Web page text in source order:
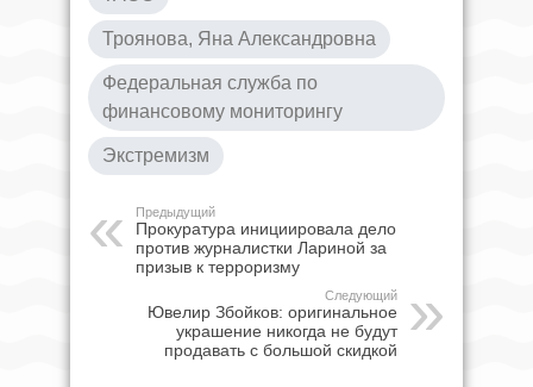
Троянова, Яна Александровна
Федеральная служба по
финансовому мониторингу
Экстремизм
Предыдущий
Прокуратура инициировала дело
против журналистки Лариной за
призыв к терроризму
Следующий
Ювелир Збойков: оригинальное
украшение никогда не будут
продавать с большой скидкой